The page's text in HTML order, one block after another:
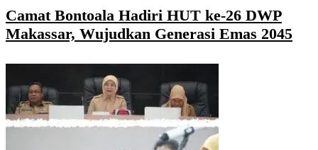
Camat Bontoala Hadiri HUT ke-26 DWP
Makassar, Wujudkan Generasi Emas 2045